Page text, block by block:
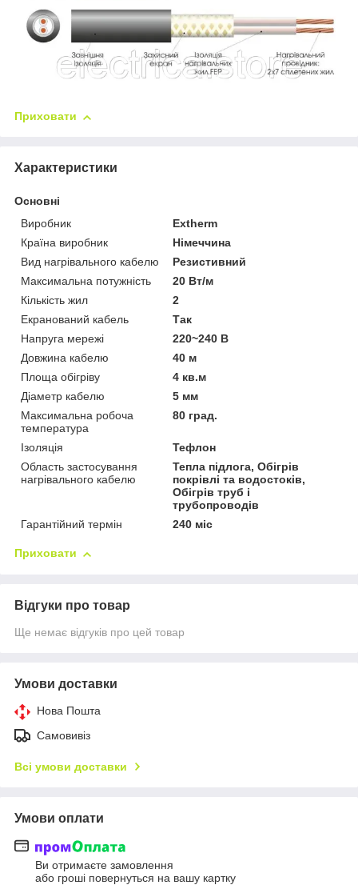
Приховати
Характеристики
Основні
Виробник
Extherm
Країна виробник
Німеччина
Вид нагрівального кабелю
Резистивний
Максимальна потужність
20 Вт/м
Кількість жил
2
Екранований кабель
Так
Напруга мережі
220~240 В
Довжина кабелю
40 м
Площа обігріву
4 кв.м
Діаметр кабелю
5 мм
Максимальна робоча
температура
80 град.
Ізоляція
Тефлон
Область застосування
нагрівального кабелю
Тепла підлога, Обігрів
покрівлі та водостоків,
Обігрів труб і
трубопроводів
Гарантійний термін
240 міс
Приховати
Відгуки про товар
Ще немає відгуків про цей товар
Умови доставки
Нова Пошта
Самовивіз
Всі умови доставки
Умови оплати
Ви отримаєте замовлення
або гроші повернуться на вашу картку